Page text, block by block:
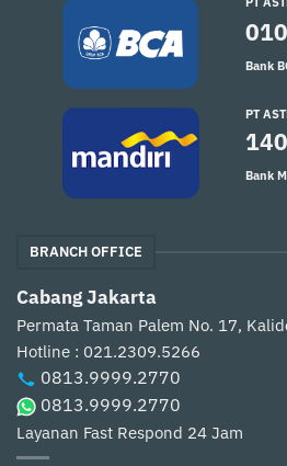
Bank
PT
Bank
BRANCH OFFICE
Cabang Jakarta
Permata Taman Palem No. 17,
Hotline : 021.2309.5266
0813.9999.2770
0813.9999.2770
Layanan Fast Respond 24 Jam